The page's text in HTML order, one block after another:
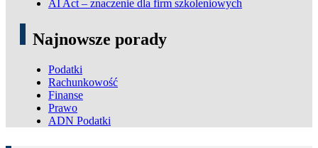
AI Act – znaczenie dla firm szkoleniowych
Najnowsze porady
Podatki
Rachunkowość
Finanse
Prawo
ADN Podatki